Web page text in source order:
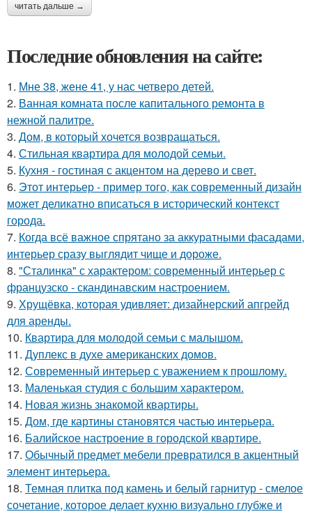
читать дальше →
Последние обновления на сайте:
1. Мне 38, жене 41, у нас четверо детей.
2. Ванная комната после капитального ремонта в
нежной палитре.
3. Дом, в который хочется возвращаться.
4. Стильная квартира для молодой семьи.
5. Кухня - гостиная с акцентом на дерево и свет.
6. Этот интерьер - пример того, как современный дизайн
может деликатно вписаться в исторический контекст
города.
7. Когда всё важное спрятано за аккуратными фасадами,
интерьер сразу выглядит чище и дороже.
8. "Сталинка" с характером: современный интерьер с
французско - скандинавским настроением.
9. Хрущёвка, которая удивляет: дизайнерский апгрейд
для аренды.
10. Квартира для молодой семьи с малышом.
11. Дуплекс в духе американских домов.
12. Современный интерьер с уважением к прошлому.
13. Маленькая студия с большим характером.
14. Новая жизнь знакомой квартиры.
15. Дом, где картины становятся частью интерьера.
16. Балийское настроение в городской квартире.
17. Обычный предмет мебели превратился в акцентный
элемент интерьера.
18. Темная плитка под камень и белый гарнитур - смелое
сочетание, которое делает кухню визуально глубже и